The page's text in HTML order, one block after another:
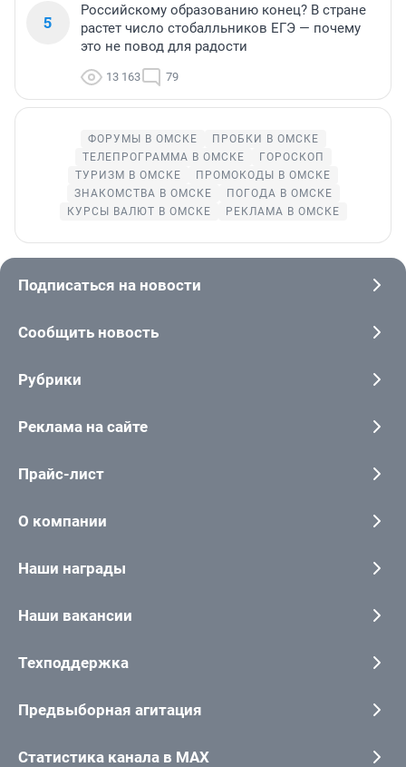
5
Российскому образованию конец? В стране
растет число стобалльников ЕГЭ — почему
это не повод для радости
13 163 79
ФОРУМЫ В ОМСКЕ
ПРОБКИ В ОМСКЕ
ТЕЛЕПРОГРАММА В ОМСКЕ
ГОРОСКОП
ТУРИЗМ В ОМСКЕ
ПРОМОКОДЫ В ОМСКЕ
ЗНАКОМСТВА В ОМСКЕ
ПОГОДА В ОМСКЕ
КУРСЫ ВАЛЮТ В ОМСКЕ
РЕКЛАМА В ОМСКЕ
Подписаться на новости
Сообщить новость
Рубрики
Реклама на сайте
Прайс-лист
О компании
Наши награды
Наши вакансии
Техподдержка
Предвыборная агитация
Статистика канала в MAX